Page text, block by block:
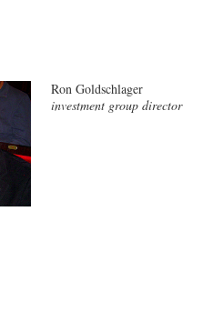
Ron Goldschlager
investment group director